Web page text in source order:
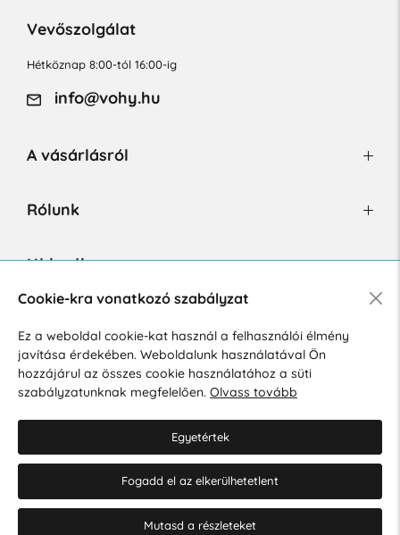
Vevőszolgálat
Hétköznap 8:00-tól 16:00-ig
info@vohy.hu
A vásárlásról
Rólunk
Hírlevél
Hozzájárulok a személyes adatok marketing célú kezeléséhez.
Személyes adatok védelmére vonatkozó szabályzat.
Cookie-beállítások szerkesztése
Cookie-kra vonatkozó szabályzat
Ez a weboldal cookie-kat használ a felhasználói élmény
javítása érdekében. Weboldalunk használatával Ön
hozzájárul az összes cookie használatához a süti
szabályzatunknak megfelelően. Olvass tovább
Egyetértek
Fogadd el az elkerülhetetlent
Mutasd a részleteket